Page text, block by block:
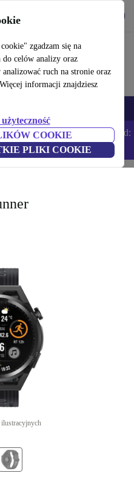
zgadzam się na
do celów analizy oraz
ruch na stronie oraz
informacji znajdziesz
COOKIE
PLIKI COOKIE
wszystkich iPhone’ach – Kod: